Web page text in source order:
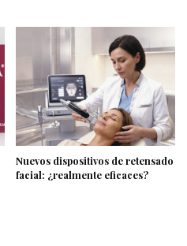
Nuevos dispositivos de retensado
facial: ¿realmente eficaces?